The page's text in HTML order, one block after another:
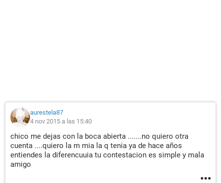
aurestela87
4 nov 2015 a las 15:40
chico me dejas con la boca abierta .......no quiero otra
cuenta ....quiero la m mia la q tenia ya de hace años
entiendes la diferencuuia tu contestacion es simple y mala
amigo